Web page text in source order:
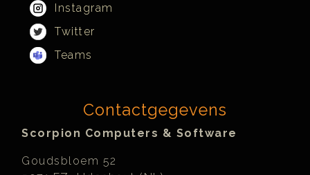
Instagram
Twitter
Teams
Contactgegevens
Scorpion Computers & Software
Goudsbloem 52